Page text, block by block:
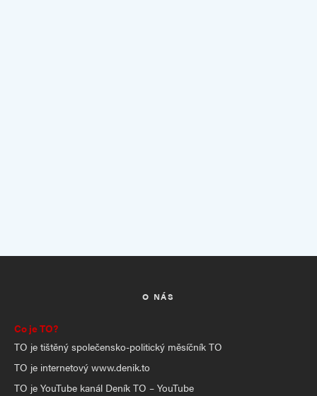
O NÁS
Co je TO?
TO je tištěný společensko-politický měsíčník TO
TO je internetový www.denik.to
TO je YouTube kanál Deník TO – YouTube